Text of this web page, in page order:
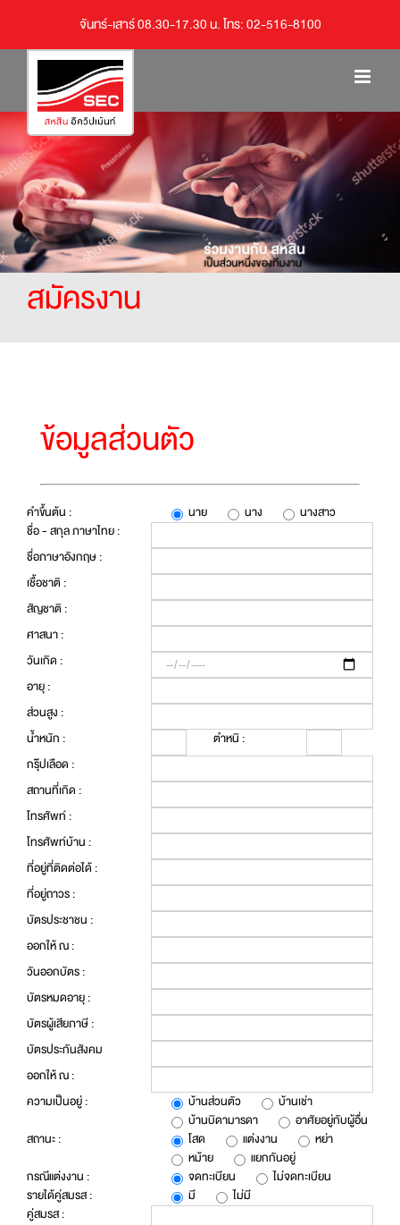
จันทร์-เสาร์ 08.30-17.30 น. โทร: 02-516-8100
สมัครงาน
ข้อมูลส่วนตัว
คำขึ้นต้น : นาย นาง
นางสาว
ชื่อ - สกุล ภาษาไทย :
ชื่อภาษาอังกฤษ :
เชื้อชาติ :
สัญชาติ :
ศาสนา :
วันเกิด :
อายุ :
ส่วนสูง :
น้ำหนัก :
ตำหนิ :
กรุ๊ปเลือด :
สถานที่เกิด :
โทรศัพท์ :
โทรศัพท์บ้าน :
ที่อยู่ที่ติดต่อได้ :
ที่อยู่ถาวร :
บัตรประชาชน :
ออกให้ ณ :
วันออกบัตร :
บัตรหมดอายุ :
บัตรผู้เสียภาษี :
บัตรประกันสังคม
ออกให้ ณ :
ความเป็นอยู่ :
บ้านส่วนตัว
บ้านเช่า
บ้านบิดามารดา
อาศัยอยู่กับผู้อื่น
สถานะ :
โสด แต่งงาน
หย่า
หม้าย
แยกกันอยู่
กรณีแต่งงาน :
จดทะเบียน
ไม่จดทะเบียน
รายได้คู่สมรส :
มี
ไม่มี
คู่สมรส :